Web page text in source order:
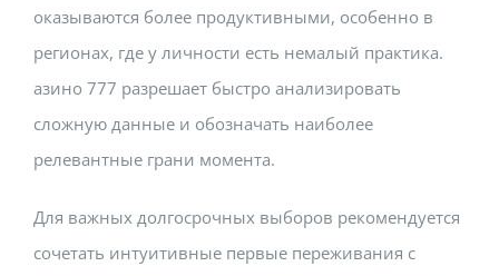
оказываются более продуктивными, особенно в
регионах, где у личности есть немалый практика.
азино 777 разрешает быстро анализировать
сложную данные и обозначать наиболее
релевантные грани момента.
Для важных долгосрочных выборов рекомендуется
сочетать интуитивные первые переживания с